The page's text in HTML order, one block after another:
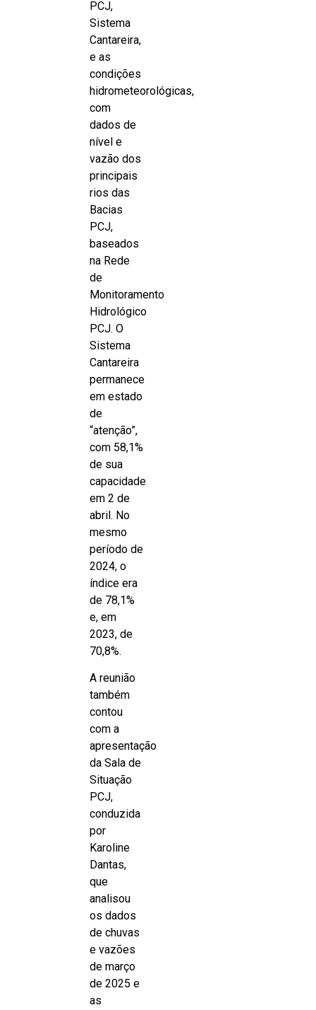
PCJ,
Sistema
Cantareira,
e as
condições
hidrometeorológicas,
com
dados de
nível e
vazão dos
principais
rios das
Bacias
PCJ,
baseados
na Rede
de
Monitoramento
Hidrológico
PCJ. O
Sistema
Cantareira
permanece
em estado
de
“atenção”,
com 58,1%
de sua
capacidade
em 2 de
abril. No
mesmo
período de
2024, o
índice era
de 78,1%
e, em
2023, de
70,8%.
A reunião
também
contou
com a
apresentação
da Sala de
Situação
PCJ,
conduzida
por
Karoline
Dantas,
que
analisou
os dados
de chuvas
e vazões
de março
de 2025 e
as